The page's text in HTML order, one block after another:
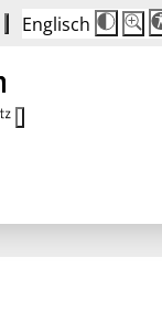
Englisch
Die
100